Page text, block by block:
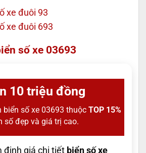
xe đuôi 93
xe đuôi 693
số xe 03693
10 triệu đồng
biển số xe 03693 thuộc TOP 15%
số đẹp và giá trị cao.
định giá chi tiết biển số xe